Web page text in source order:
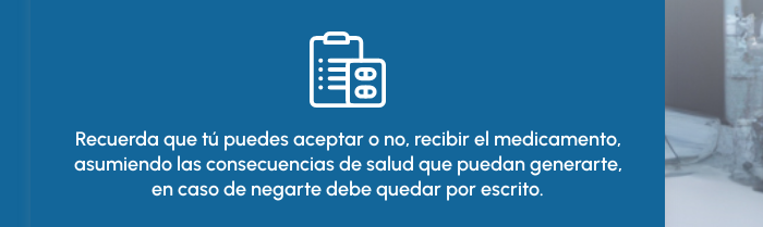
Recuerda que tú puedes aceptar o no, recibir el medicamento,
asumiendo las consecuencias de salud que puedan generarte,
en caso de negarte debe quedar por escrito.